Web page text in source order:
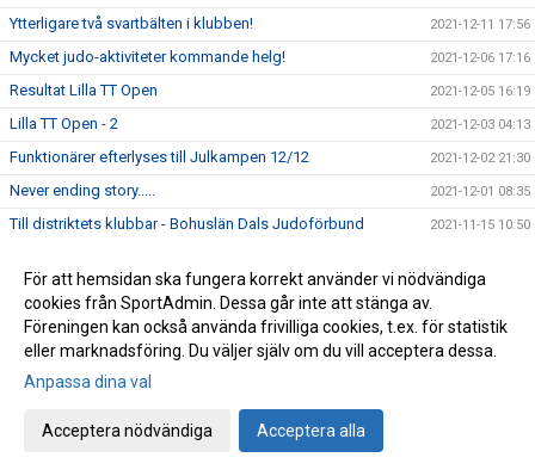
Ytterligare två svartbälten i klubben! 2021-12-11 17:56
Mycket judo-aktiviteter kommande helg! 2021-12-06 17:16
Resultat Lilla TT Open 2021-12-05 16:19
Lilla TT Open - 2 2021-12-03 04:13
Funktionärer efterlyses till Julkampen 12/12 2021-12-02 21:30
Never ending story..... 2021-12-01 08:35
Till distriktets klubbar - Bohuslän Dals Judoförbund 2021-11-15 10:50
Dags för Trollträffen 6 & 7 nov! 2021-11-03 20:58
Träning på höstlovet v44? 2021-10-31 22:13
Adaptive Judo i Landvetter 2021-10-31 20:11
Viktig info gällande Covid-19
World Judo Day 2021
Missa inte att betala terminens medlems och träningsavgift
För att hemsidan ska fungera korrekt använder vi nödvändiga
cookies från SportAdmin. Dessa går inte att stänga av.
Föreningen kan också använda frivilliga cookies, t.ex. för statistik
eller marknadsföring. Du väljer själv om du vill acceptera dessa.
Anpassa dina val
Acceptera nödvändiga Acceptera alla